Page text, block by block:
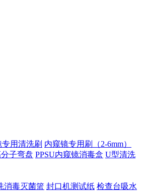
用清洗刷 内窥镜专用刷（2-6mm）
子弯盘 PPSU内窥镜消毒盒 U型清洗
消毒灭菌篮 封口机测试纸 检查台吸水